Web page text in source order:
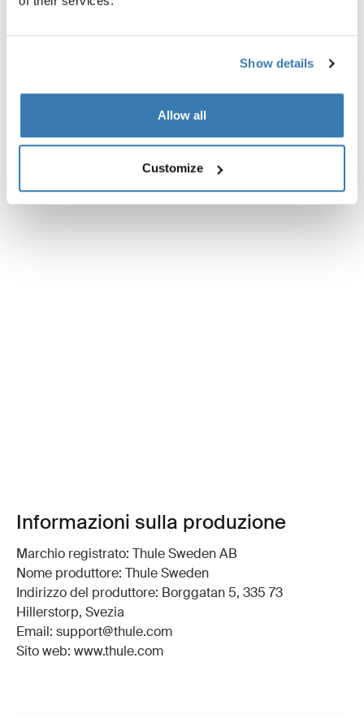
Show details
Allow all
Customize
Informazioni sulla produzione
Marchio registrato: Thule Sweden AB
Nome produttore: Thule Sweden
Indirizzo del produttore: Borggatan 5, 335 73
Hillerstorp, Svezia
Email: support@thule.com
Sito web: www.thule.com